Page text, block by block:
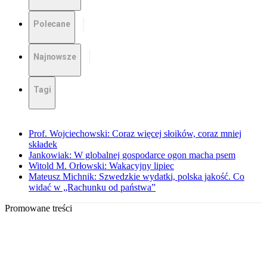
Polecane
Najnowsze
Tagi
Prof. Wojciechowski: Coraz więcej słoików, coraz mniej
składek
Jankowiak: W globalnej gospodarce ogon macha psem
Witold M. Orłowski: Wakacyjny lipiec
Mateusz Michnik: Szwedzkie wydatki, polska jakość. Co
widać w „Rachunku od państwa”
Promowane treści